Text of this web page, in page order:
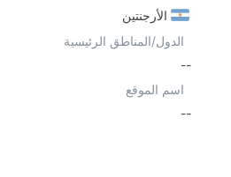
الأرجنتين
الدول/المناطق الرئيسية
--
اسم الموقع
--